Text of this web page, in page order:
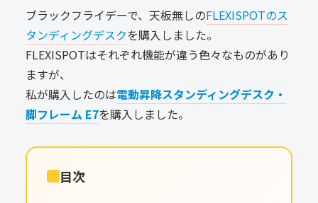
ブラックフライデーで、天板無しのFLEXISPOTのス
タンディングデスクを購入しました。
FLEXISPOTはそれぞれ機能が違う色々なものがあり
ますが、
私が購入したのは電動昇降スタンディングデスク・
脚フレーム E7を購入しました。
目次